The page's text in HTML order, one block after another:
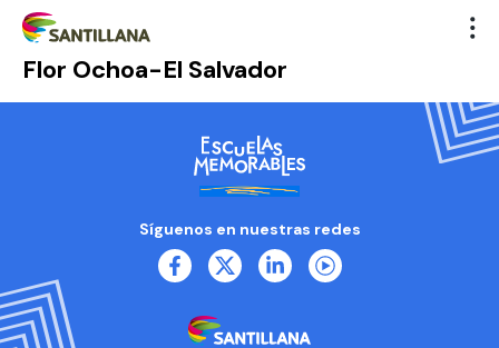
Flor Ochoa-El Salvador
Síguenos en nuestras redes